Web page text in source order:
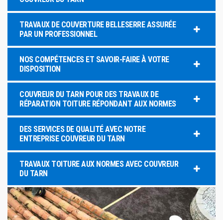
TRAVAUX DE COUVERTURE BELLESERRE ASSURÉE
PAR UN PROFESSIONNEL
NOS COMPÉTENCES ET SAVOIR-FAIRE À VOTRE
DISPOSITION
COUVREUR DU TARN POUR DES TRAVAUX DE
RÉPARATION TOITURE RÉPONDANT AUX NORMES
DES SERVICES DE QUALITÉ AVEC NOTRE
ENTREPRISE COUVREUR DU TARN
TRAVAUX TOITURE AUX NORMES AVEC COUVREUR
DU TARN